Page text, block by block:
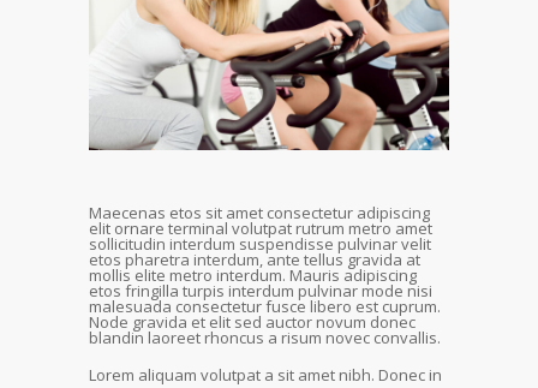
Maecenas etos sit amet consectetur adipiscing
elit ornare terminal volutpat rutrum metro amet
sollicitudin interdum suspendisse pulvinar velit
etos pharetra interdum, ante tellus gravida at
mollis elite metro interdum. Mauris adipiscing
etos fringilla turpis interdum pulvinar mode nisi
malesuada consectetur fusce libero est cuprum.
Node gravida et elit sed auctor novum donec
blandin laoreet rhoncus a risum novec convallis.
Lorem aliquam volutpat a sit amet nibh. Donec in